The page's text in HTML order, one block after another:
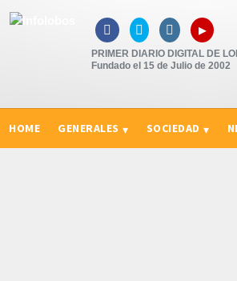
   ▸
PRIMER DIARIO DIGITAL DE
Fundado el 15 de Julio de 2002
HOME GENERALES SOCIEDAD